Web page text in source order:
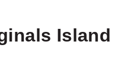
Island